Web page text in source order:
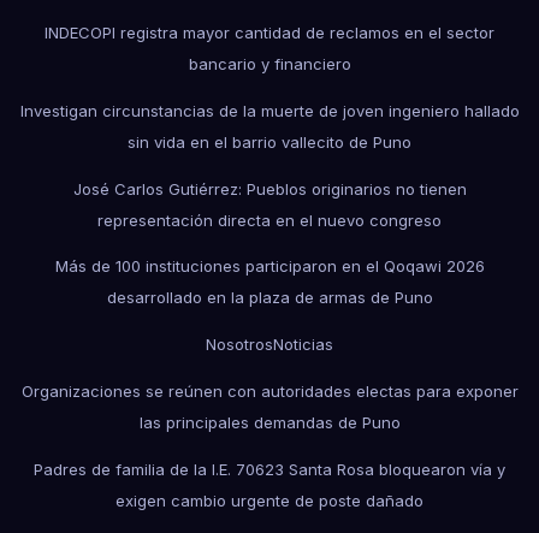
INDECOPI registra mayor cantidad de reclamos en el sector
bancario y financiero
Investigan circunstancias de la muerte de joven ingeniero hallado
sin vida en el barrio vallecito de Puno
José Carlos Gutiérrez: Pueblos originarios no tienen
representación directa en el nuevo congreso
Más de 100 instituciones participaron en el Qoqawi 2026
desarrollado en la plaza de armas de Puno
NosotrosNoticias
Organizaciones se reúnen con autoridades electas para exponer
las principales demandas de Puno
Padres de familia de la I.E. 70623 Santa Rosa bloquearon vía y
exigen cambio urgente de poste dañado